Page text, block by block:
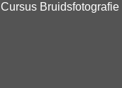
Cursus Bruidsfotografie